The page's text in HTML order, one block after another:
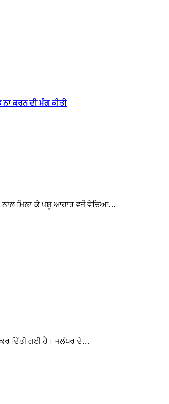
ਕਰਨ ਦੀ ਮੰਗ ਕੀਤੀ
ਨਾਲ ਮਿਲਾ ਕੇ ਪਸ਼ੂ ਆਹਾਰ ਵਜੋਂ ਵੇਚਿਆ…
ਦਿੱਤੀ ਗਈ ਹੈ। ਜਲੰਧਰ ਦੇ…